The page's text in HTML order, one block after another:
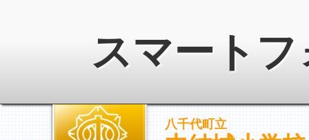
スマート
八千代町立